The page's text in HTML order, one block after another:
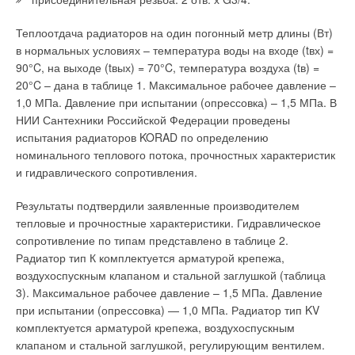
Теплоотдача радиаторов на один погонный метр длины (Вт)
в нормальных условиях – температура воды на входе (tвх) =
90°C, на выходе (tвых) = 70°C, температура воздуха (tв) =
20°C – дана в таблице 1. Максимальное рабочее давление –
1,0 МПа. Давление при испытании (опрессовка) – 1,5 МПа. В
НИИ Сантехники Российской Федерации проведены
испытания радиаторов KORAD по определению
номинального теплового потока, прочностных характеристик
и гидравлического сопротивления.
Результаты подтвердили заявленные производителем
тепловые и прочностные характеристики. Гидравлическое
сопротивление по типам представлено в таблице 2.
Радиатор тип К комплектуется арматурой крепежа,
воздухоспускным клапаном и стальной заглушкой (таблица
3). Максимальное рабочее давление – 1,5 МПа. Давление
при испытании (опрессовка) — 1,0 МПа. Радиатор тип KV
комплектуется арматурой крепежа, воздухоспускным
клапаном и стальной заглушкой, регулирующим вентилем.
Термоокислительная деструкция — основной фактор
Уведомления отключены
Комментарии
Добавить комментарий
Ваше имя *
Ваш E-mail *
поданной на поверхность воды. Также возрастает опасность
работы насоса всухую. Например, увеличенное падение
уровня грунтовых вод в 10 м относительно динамического
уровня воды в 50 м при производительности 90 м³/ч повысит
затраты на электроэнергю на 25%.
Рост издержек может примерно соответствовать ежегодным
расходам на приобретение нового насоса! Многие скважины,
особенно те, которые имеют гравийный фильтр, становятся
менее продуктивными из-за образования на поверхности
фильтра или вокруг него минеральных отложений. В
результате будут снижаться КПД и удельная продуктивность
скважины. Во многих случаях полностью или частично
устранить эти отложения и, соответственно, восстановить
продуктивность такой скважины позволяет ее регенерация.
Однако неправильно выбранная продолжительность
регенерации или сам процесс регенерации, выполненный с
нарушениями, могут сократить срок службы скважины.
Регенерацию следует начинать не позднее того момента,
шума. При измерениях уровней шума на входе в глушитель и
на выходе из глушителя использовались конденсаторные
микрофоны типа 4133 фирмы “Брюль и Къер”. Условия
проведения испытаний соответствовали требованиям ГОСТ
(а) 23793-79. На шумоглушители типа SG распространяется
гарантийный срок 2 года с момента покупки.
Производственное объединение “КОРФ” представляет
высококачественное вентиляционное оборудование.
Современные немецкие технологии производства , наладка
и тестирование рабочих параметров обеспечивает высокое
качество производимой продукции. Вся продукция
сертифицирована в России. Мы обеспечиваем каталогами
на всю производимую продукцию. Отгрузка товара
производится в течение 3-х дней с момента оплаты. ПО
“КОРФ” выполнит весь комплекс услуг: проектирование,
изготовление, поставку, монтаж, шеф-монтаж, пуско-
наладку, сервис вентиляционного оборудования. Объекты,
на которых установлено вентиляционное оборудование
фирмы ТКОРФУ: офисное здание холдинга “Технониколь” (г.